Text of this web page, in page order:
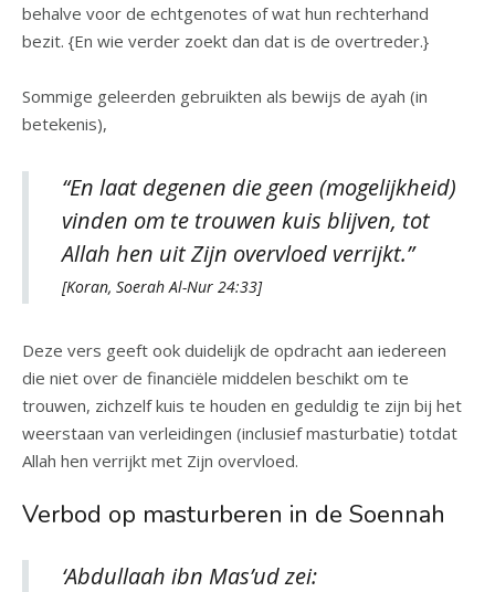
behalve voor de echtgenotes of wat hun rechterhand
bezit. {En wie verder zoekt dan dat is de overtreder.}
Sommige geleerden gebruikten als bewijs de ayah (in
betekenis),
“En laat degenen die geen (mogelijkheid)
vinden om te trouwen kuis blijven, tot
Allah hen uit Zijn overvloed verrijkt.”
[Koran, Soerah Al-Nur 24:33]
Deze vers geeft ook duidelijk de opdracht aan iedereen
die niet over de financiële middelen beschikt om te
trouwen, zichzelf kuis te houden en geduldig te zijn bij het
weerstaan ​​van verleidingen (inclusief masturbatie) totdat
Allah hen verrijkt met Zijn overvloed.
Verbod op masturberen in de Soennah
‘Abdullaah ibn Mas’ud zei: